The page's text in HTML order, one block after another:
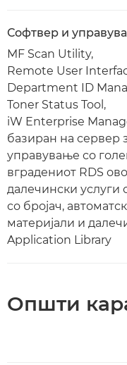
Софтвер и
MF Scan Utility,
Remote User
Department ID
Toner Status Tool,
iW Enterprise
базиран на сервер
управување со
вградениот RDS
далечински
со бројач,
материјали и
Application Library
Општи